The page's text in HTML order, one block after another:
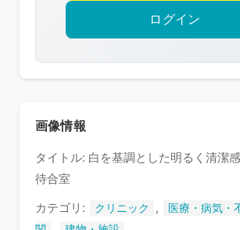
権
護
い
す
ログイン
画像情報
タイトル: 白を基調とした明るく清潔
待合室
カテゴリ:
クリニック , 医療・病気・